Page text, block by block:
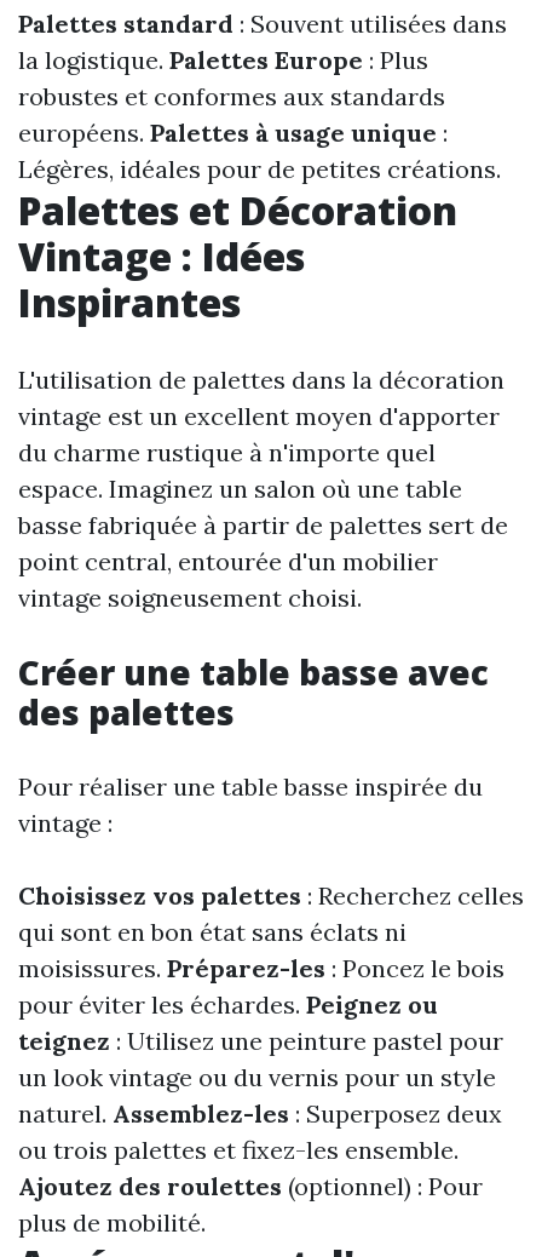
Palettes standard : Souvent utilisées dans
la logistique. Palettes Europe : Plus
robustes et conformes aux standards
européens. Palettes à usage unique :
Légères, idéales pour de petites créations.
Palettes et Décoration
Vintage : Idées
Inspirantes
L'utilisation de palettes dans la décoration
vintage est un excellent moyen d'apporter
du charme rustique à n'importe quel
espace. Imaginez un salon où une table
basse fabriquée à partir de palettes sert de
point central, entourée d'un mobilier
vintage soigneusement choisi.
Créer une table basse avec
des palettes
Pour réaliser une table basse inspirée du
vintage :
Choisissez vos palettes : Recherchez celles
qui sont en bon état sans éclats ni
moisissures. Préparez-les : Poncez le bois
pour éviter les échardes. Peignez ou
teignez : Utilisez une peinture pastel pour
un look vintage ou du vernis pour un style
naturel. Assemblez-les : Superposez deux
ou trois palettes et fixez-les ensemble.
Ajoutez des roulettes (optionnel) : Pour
plus de mobilité.